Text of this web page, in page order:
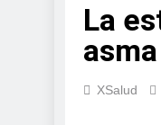
La
XSalud